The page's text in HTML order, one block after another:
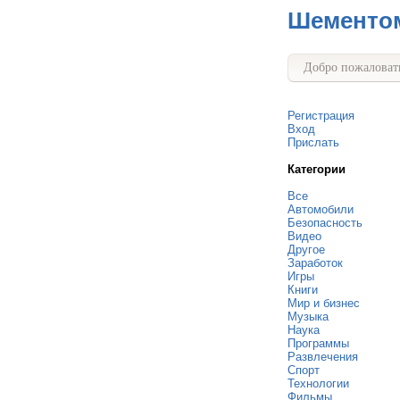
Добро
Регистрация
Вход
Прислать
Категории
Все
Автомобили
Безопасность
Видео
Другое
Заработок
Игры
Книги
Мир и бизнес
Музыка
Наука
Программы
Развлечения
Спорт
Технологии
Фильмы